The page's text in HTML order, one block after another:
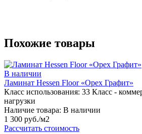
Похожие товары
В наличии
Ламинат Hessen Floor «Орех Графит»
Класс использования: 33 Класс -
нагрузки
Наличие товара: В наличии
1 300 руб./м2
Рассчитать стоимость